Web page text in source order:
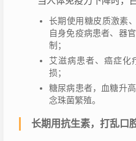
长期使用糖皮质激素
自身免疫病患者、器
制；
艾滋病患者、癌症化
损；
糖尿病患者，血糖升
念珠菌繁殖。
长期用抗生素，打乱口